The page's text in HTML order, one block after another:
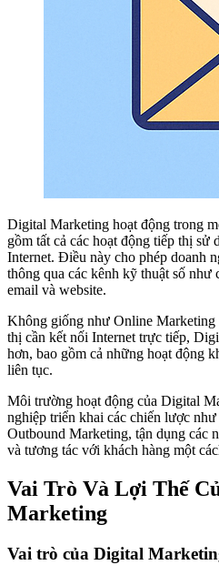
Digital Marketing hoạt động trong
gồm tất cả các hoạt động tiếp thị sử
Internet. Điều này cho phép doanh
thông qua các kênh kỹ thuật số
email và website.
Không giống như Online Marketing
thị cần kết nối Internet trực tiếp,
hơn, bao gồm cả những hoạt động
liên tục.
Môi trường hoạt động của Digital
nghiệp triển khai các chiến lược
Outbound Marketing, tận dụng các
và tương tác với khách hàng một
Vai Trò Và Lợi Thế
Marketing
Vai trò của Digital